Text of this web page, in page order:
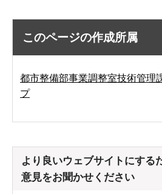
このページの作成所属
都市整備部事業調整室技術管理
プ
より良いウェブサイトにする
意見をお聞かせください